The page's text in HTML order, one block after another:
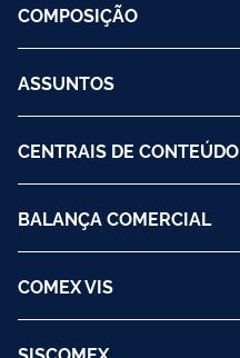
COMPOSIÇÃO
ASSUNTOS
CENTRAIS DE CONTEÚDO
BALANÇA COMERCIAL
COMEX VIS